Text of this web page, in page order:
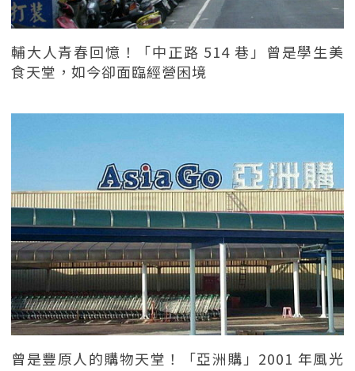
輔大人青春回憶！「中正路 514 巷」曾是學生美
食天堂，如今卻面臨經營困境
曾是豐原人的購物天堂！「亞洲購」2001 年風光